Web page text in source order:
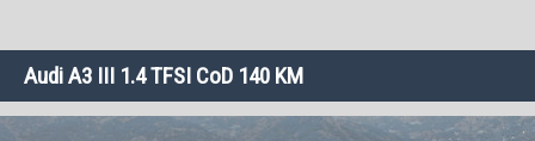
Audi A3 III 1.4 TFSI CoD 140 KM